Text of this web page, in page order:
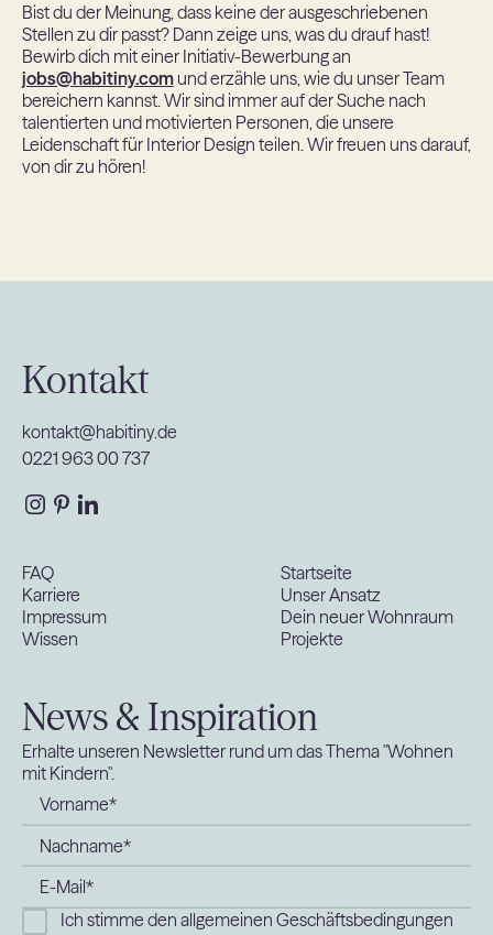
Bist du der Meinung, dass keine der ausgeschriebenen
Stellen zu dir passt? Dann zeige uns, was du drauf hast!
Bewirb dich mit einer Initiativ-Bewerbung an
jobs@habitiny.comund erzähle uns, wie du unser Team
bereichern kannst. Wir sind immer auf der Suche nach
talentierten und motivierten Personen, die unsere
Leidenschaft für Interior Design teilen. Wir freuen uns darauf,
von dir zu hören!
Kontakt
kontakt@habitiny.de
0221 963 00 737
FAQ
Karriere
Impressum
Wissen
Startseite
Unser Ansatz
Dein neuer Wohnraum
Projekte
News & Inspiration
Erhalte unseren Newsletter rund um das Thema "Wohnen
mit Kindern".
Ich stimme den allgemeinen Geschäftsbedingungen